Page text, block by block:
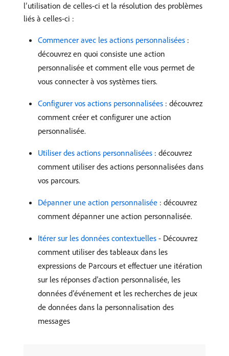
l’utilisation de celles-ci et la résolution des problèmes
liés à celles-ci :
Commencer avec les actions personnalisées :
découvrez en quoi consiste une action
personnalisée et comment elle vous permet de
vous connecter à vos systèmes tiers.
Configurer vos actions personnalisées : découvrez
comment créer et configurer une action
personnalisée.
Utiliser des actions personnalisées : découvrez
comment utiliser des actions personnalisées dans
vos parcours.
Dépanner une action personnalisée : découvrez
comment dépanner une action personnalisée.
Itérer sur les données contextuelles - Découvrez
comment utiliser des tableaux dans les
expressions de Parcours et effectuer une itération
sur les réponses d’action personnalisée, les
données d’événement et les recherches de jeux
de données dans la personnalisation des
messages